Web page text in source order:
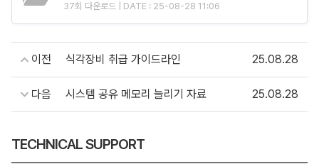
TECHNICAL SUPPORT
37회 다운로드 | DATE : 25-08-28 11:06
이전 식각장비 취급 가이드라인 25.08.28
다음 시스템 공유 메모리 늘리기 자료 25.08.28